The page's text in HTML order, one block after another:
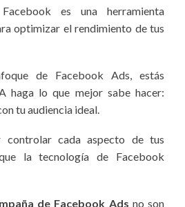
es una herramienta
optimizar el rendimiento de tus
de Facebook Ads, estás
haga lo que mejor sabe hacer:
tu audiencia ideal.
controlar cada aspecto de tus
la tecnología de Facebook
de Facebook Ads no son